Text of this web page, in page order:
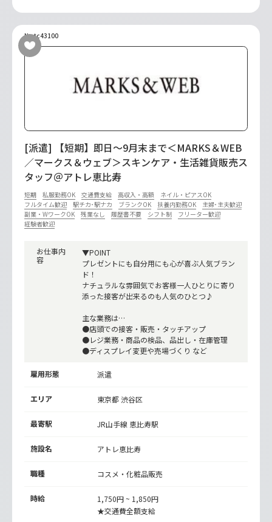
No.tc43100
[派遣] 【短期】即日～9月末まで＜MARKS＆WEB
／マークス＆ウェブ＞スキンケア・生活雑貨販売ス
タッフ＠アトレ恵比寿
短期 私服勤務OK 交通費支給 高収入・高額
ネイル・ピアスOK
フルタイム歓迎
駅チカ･駅ナカ ブランクOK 扶養内勤務OK
主婦･主夫歓迎
副業・WワークOK
残業なし 履歴書不要 シフト制
フリーター歓迎
経験者歓迎
お仕事内
容
▼POINT
プレゼントにも自分用にも心が喜ぶ人気ブラン
ド！
ナチュラルな雰囲気でお客様一人ひとりに寄り
添った接客が出来るのも人気のひとつ♪
主な業務は…
●店頭での接客・販売・タッチアップ
●レジ業務・商品の検品、品出し・在庫管理
●ディスプレイ変更や売場づくり など
雇用形態 派遣
エリア 東京都 渋谷区
最寄駅 JR山手線 恵比寿駅
施設名 アトレ恵比寿
職種 コスメ・化粧品販売
時給
1,750円 ~ 1,850円
★交通費全額支給